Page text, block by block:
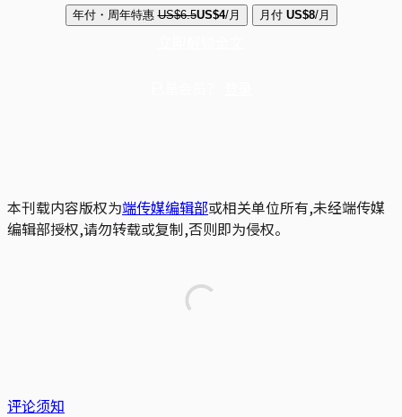
年付・周年特惠 US$6.5US$4/月 月付 US$8/月
本刊载内容版权为端传媒编辑部或相关单位所有,未经端传媒
编辑部授权,请勿转载或复制,否则即为侵权。
评论须知